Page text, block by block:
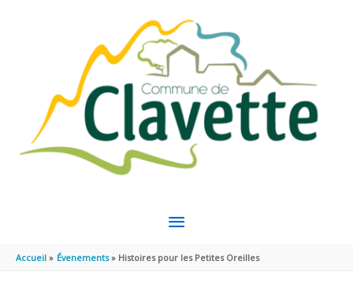
MENU
PRINCIPAL
Accueil Évenements Histoires pour les Petites Oreilles